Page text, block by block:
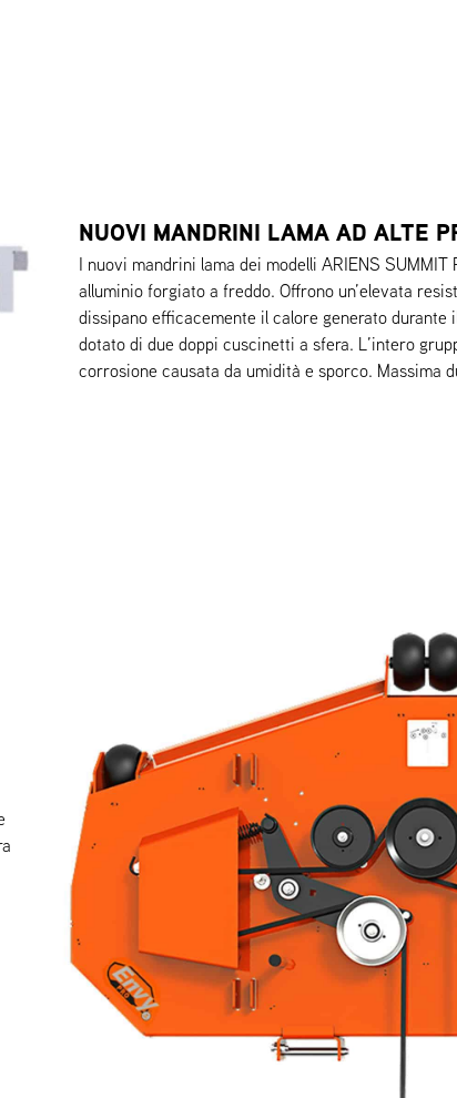
NUOVI MANDRINI LAMA AD ALTE
I nuovi mandrini lama dei modelli ARIENS SUMMIT
alluminio forgiato a freddo. Offrono un’elevata
dissipano efficacemente il calore generato durante
dotato di due doppi cuscinetti a sfera. L’intero
corrosione causata da umidità e sporco. Massima